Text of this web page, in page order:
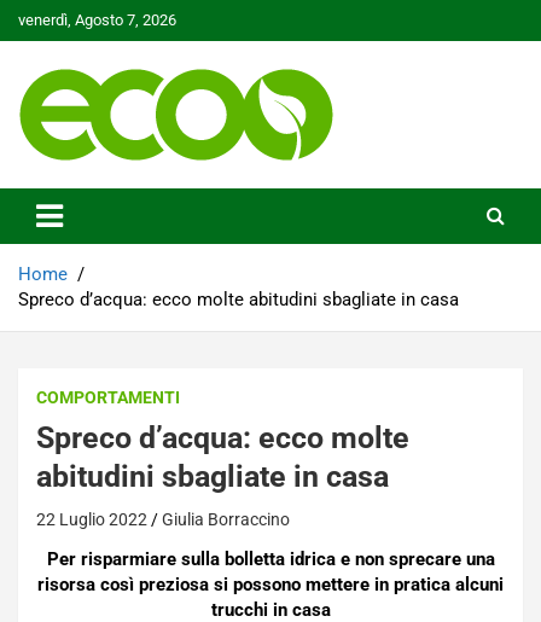
to
venerdì, Agosto 7, 2026
Ecoo.it
Home
Spreco d’acqua: ecco molte abitudini sbagliate in casa
COMPORTAMENTI
Spreco d’acqua: ecco molte
abitudini sbagliate in casa
22 Luglio 2022 Giulia Borraccino
Per risparmiare sulla bolletta idrica e non sprecare una
risorsa così preziosa si possono mettere in pratica alcuni
trucchi in casa